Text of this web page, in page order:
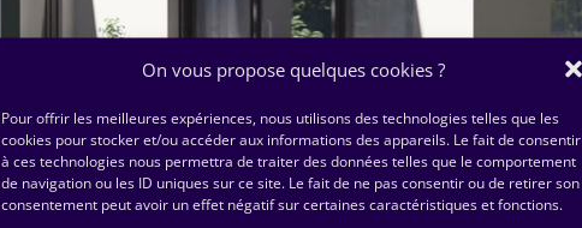
On vous propose quelques cookies ?
Pour offrir les meilleures expériences, nous utilisons des technologies telles que les
cookies pour stocker et/ou accéder aux informations des appareils. Le fait de consentir
à ces technologies nous permettra de traiter des données telles que le comportement
de navigation ou les ID uniques sur ce site. Le fait de ne pas consentir ou de retirer son
consentement peut avoir un effet négatif sur certaines caractéristiques et fonctions.